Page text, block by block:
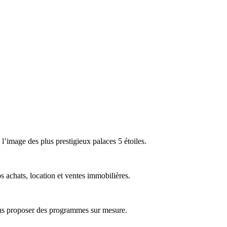
des plus prestigieux palaces 5 étoiles.
achats, location et ventes immobilières.
proposer des programmes sur mesure.